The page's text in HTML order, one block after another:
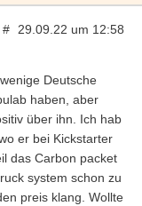
# 29.09.22 um 12:58
Deutsche
haben, aber
über ihn. Ich hab
er bei Kickstarter
das Carbon packet
system schon zu
preis klang. Wollte